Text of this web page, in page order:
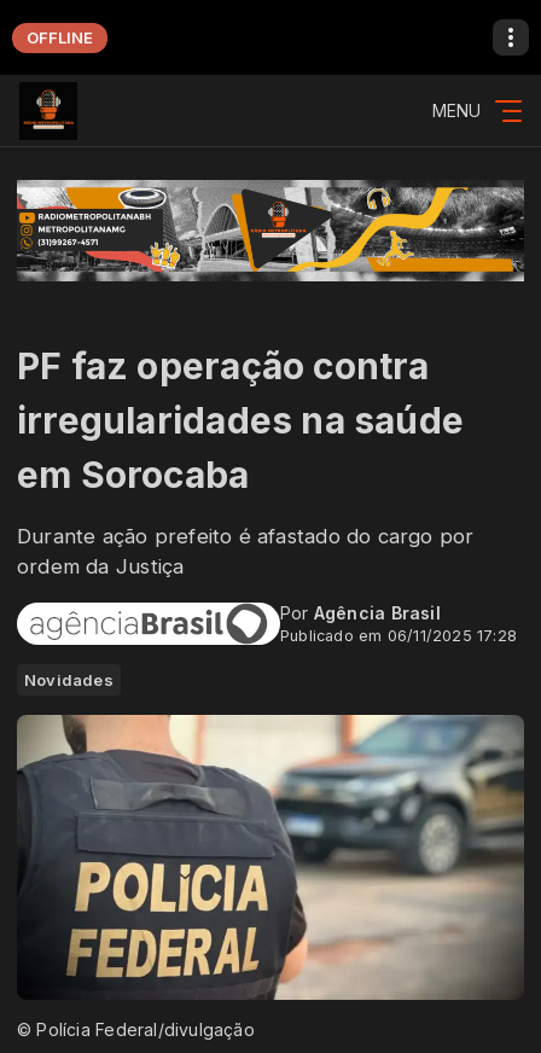
OFFLINE
MENU
PF faz operação contra
irregularidades na saúde
em Sorocaba
Durante ação prefeito é afastado do cargo por
ordem da Justiça
Por Agência Brasil
Publicado em 06/11/2025 17:28
Novidades
© Polícia Federal/divulgação